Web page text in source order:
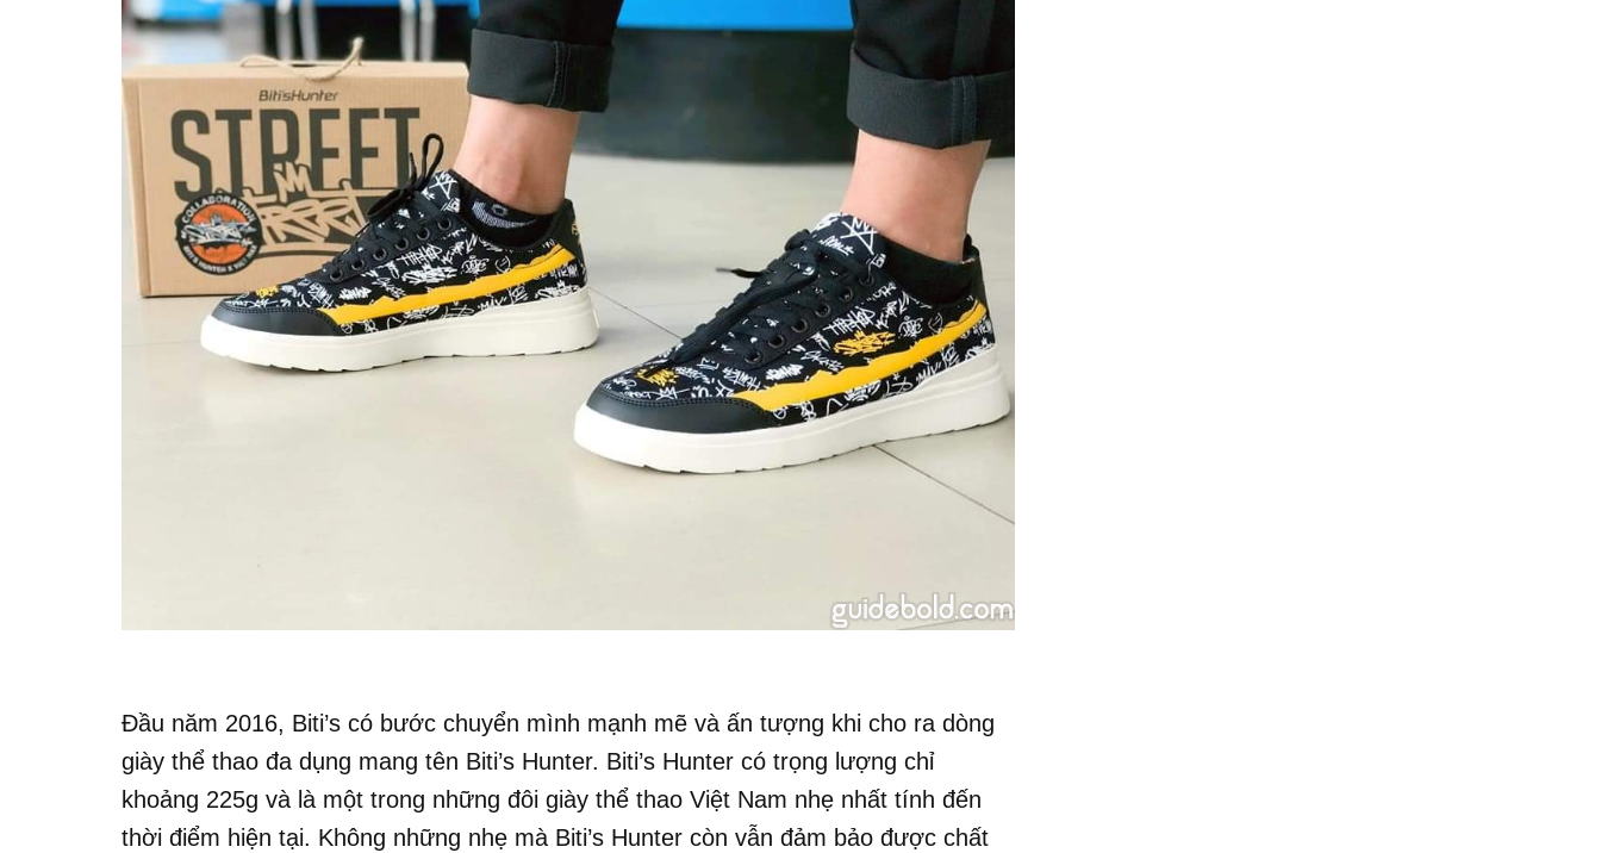
Đầu năm 2016, Biti’s có bước chuyển mình mạnh mẽ và ấn tượng khi cho ra dòng
giày thể thao đa dụng mang tên Biti’s Hunter. Biti’s Hunter có trọng lượng chỉ
khoảng 225g và là một trong những đôi giày thể thao Việt Nam nhẹ nhất tính đến
thời điểm hiện tại. Không những nhẹ mà Biti’s Hunter còn vẫn đảm bảo được chất